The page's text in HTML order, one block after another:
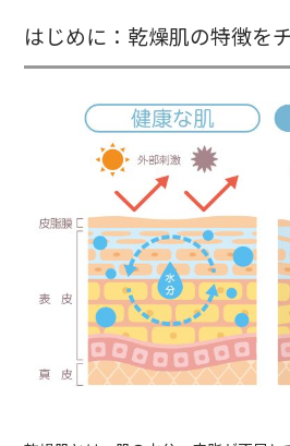
はじめに：乾燥肌の特徴を